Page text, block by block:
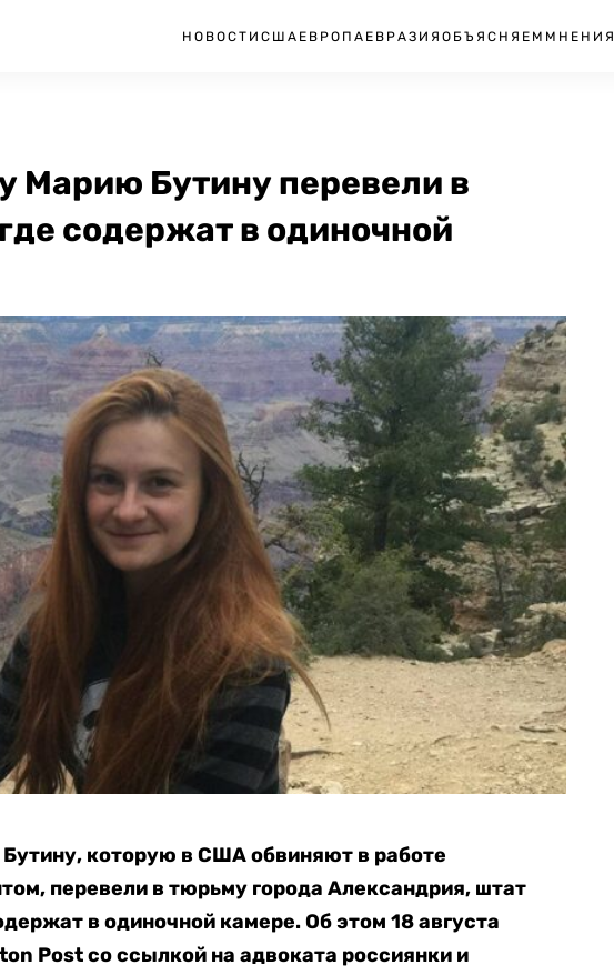
НОВОСТИ США ЕВРОПА ЕВРАЗИЯ ОБЪЯСНЯЕМ МНЕНИЯ
Марию Бутину перевели в
содержат в одиночной
которую в США обвиняют в работе
перевели в тюрьму города Александрия, штат
в одиночной камере. Об этом 18 августа
Post со ссылкой на адвоката россиянки и